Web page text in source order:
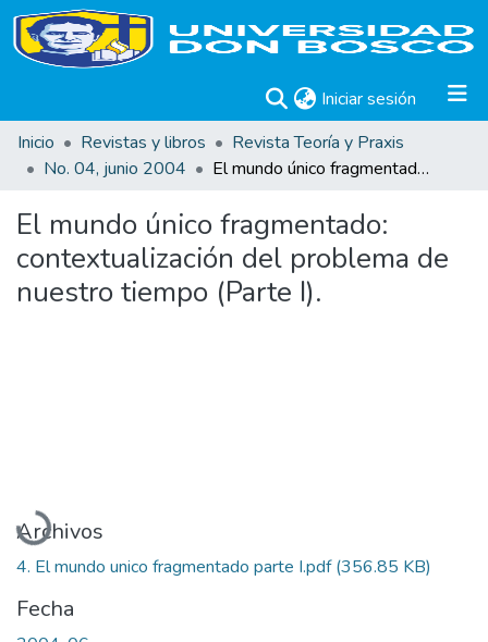
Iniciar sesión (current)
Inicio
Revistas y libros
Revista Teoría y Praxis
No. 04, junio 2004
El mundo único fragmentado: contextualización del problema de nuestro tiempo (Parte I).
El mundo único fragmentado:
contextualización del problema de
nuestro tiempo (Parte I).
Cargando...
Archivos
4. El mundo unico fragmentado parte I.pdf(356.85 KB)
Fecha